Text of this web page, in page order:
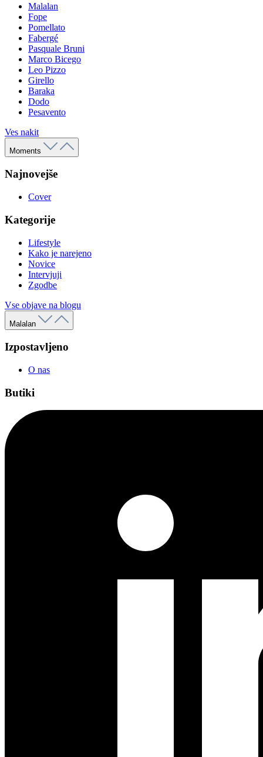
Malalan
Fope
Pomellato
Fabergé
Pasquale Bruni
Marco Bicego
Leo Pizzo
Girello
Baraka
Dodo
Pesavento
Ves nakit
Moments
Najnovejše
Cover
Kategorije
Lifestyle
Kako je narejeno
Novice
Intervjuji
Zgodbe
Vse objave na blogu
Malalan
Izpostavljeno
O nas
Butiki